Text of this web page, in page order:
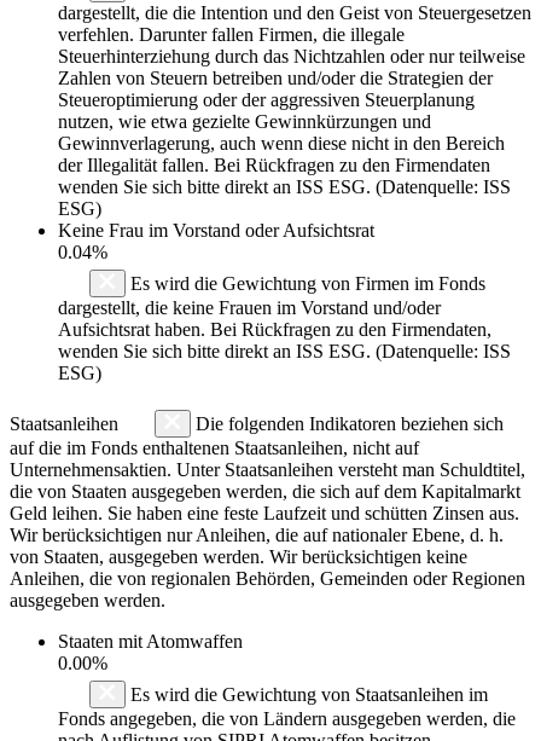
dargestellt, die die Intention und den Geist von Steuergesetzen
verfehlen. Darunter fallen Firmen, die illegale
Steuerhinterziehung durch das Nichtzahlen oder nur teilweise
Zahlen von Steuern betreiben und/oder die Strategien der
Steueroptimierung oder der aggressiven Steuerplanung
nutzen, wie etwa gezielte Gewinnkürzungen und
Gewinnverlagerung, auch wenn diese nicht in den Bereich
der Illegalität fallen. Bei Rückfragen zu den Firmendaten
wenden Sie sich bitte direkt an ISS ESG. (Datenquelle: ISS
ESG)
Keine Frau im Vorstand oder Aufsichtsrat
0.04%
Es wird die Gewichtung von Firmen im Fonds
dargestellt, die keine Frauen im Vorstand und/oder
Aufsichtsrat haben. Bei Rückfragen zu den Firmendaten,
wenden Sie sich bitte direkt an ISS ESG. (Datenquelle: ISS
ESG)
Staatsanleihen
Die folgenden Indikatoren beziehen sich
auf die im Fonds enthaltenen Staatsanleihen, nicht auf
Unternehmensaktien. Unter Staatsanleihen versteht man Schuldtitel,
die von Staaten ausgegeben werden, die sich auf dem Kapitalmarkt
Geld leihen. Sie haben eine feste Laufzeit und schütten Zinsen aus.
Wir berücksichtigen nur Anleihen, die auf nationaler Ebene, d. h.
von Staaten, ausgegeben werden. Wir berücksichtigen keine
Anleihen, die von regionalen Behörden, Gemeinden oder Regionen
ausgegeben werden.
Staaten mit Atomwaffen
0.00%
Es wird die Gewichtung von Staatsanleihen im
Fonds angegeben, die von Ländern ausgegeben werden, die